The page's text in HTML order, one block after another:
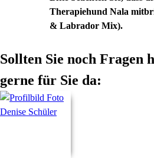
Therapiehund Nala
& Labrador Mix).
Sollten Sie noch Fragen
gerne für Sie da: